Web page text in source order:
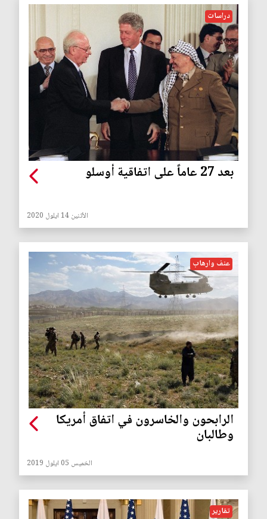
دراسات
بعد 27 عاماً على اتفاقية أوسلو
الأثنين 14 ايلول 2020
عنف وارهاب
الرابحون والخاسرون في اتفاق أمريكا
وطالبان
الخميس 05 ايلول 2019
تقارير